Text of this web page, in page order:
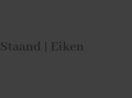
| Eiken